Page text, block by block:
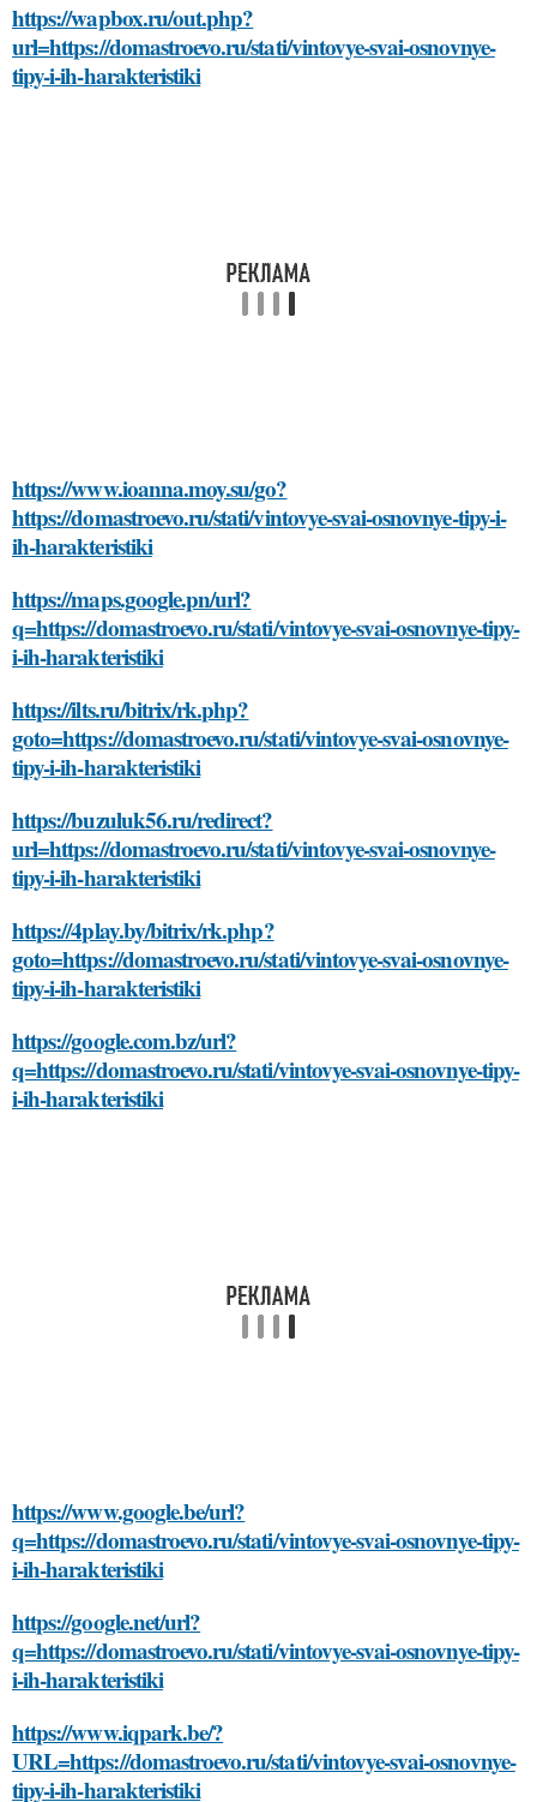
https://wapbox.ru/out.php?
url=https://domastroevo.ru/stati/vintovye-svai-osnovnye-
tipy-i-ih-harakteristiki
https://www.ioanna.moy.su/go?
https://domastroevo.ru/stati/vintovye-svai-osnovnye-tipy-i-
ih-harakteristiki
https://maps.google.pn/url?
q=https://domastroevo.ru/stati/vintovye-svai-osnovnye-tipy-
i-ih-harakteristiki
https://ilts.ru/bitrix/rk.php?
goto=https://domastroevo.ru/stati/vintovye-svai-osnovnye-
tipy-i-ih-harakteristiki
https://buzuluk56.ru/redirect?
url=https://domastroevo.ru/stati/vintovye-svai-osnovnye-
tipy-i-ih-harakteristiki
https://4play.by/bitrix/rk.php?
goto=https://domastroevo.ru/stati/vintovye-svai-osnovnye-
tipy-i-ih-harakteristiki
https://google.com.bz/url?
q=https://domastroevo.ru/stati/vintovye-svai-osnovnye-tipy-
i-ih-harakteristiki
https://www.google.be/url?
q=https://domastroevo.ru/stati/vintovye-svai-osnovnye-tipy-
i-ih-harakteristiki
https://google.net/url?
q=https://domastroevo.ru/stati/vintovye-svai-osnovnye-tipy-
i-ih-harakteristiki
https://www.iqpark.be/?
URL=https://domastroevo.ru/stati/vintovye-svai-osnovnye-
tipy-i-ih-harakteristiki